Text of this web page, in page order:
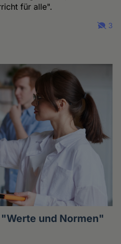
für alle".
3
und Normen"